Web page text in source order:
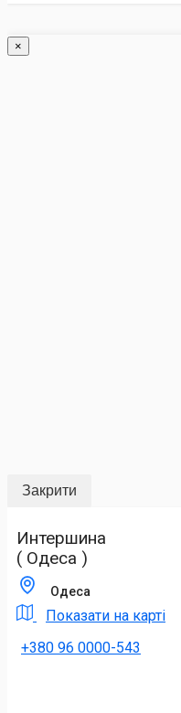
×
Закрити
Интершина
( Одеса )
Одеса
Показати на карті
+380 96 0000-543